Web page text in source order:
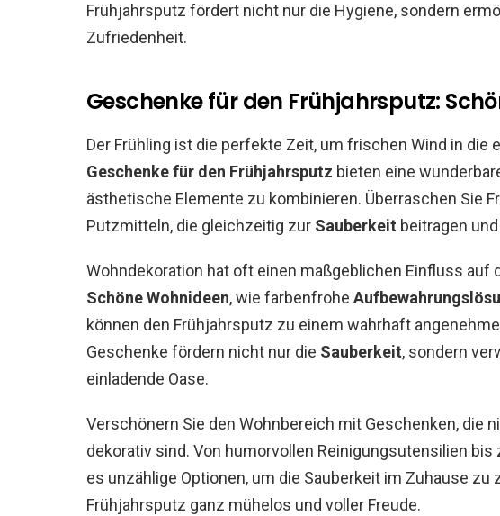
Frühjahrsputz fördert nicht nur die Hygiene, sondern
Zufriedenheit.
Geschenke für den Frühjahrsputz:
Der Frühling ist die perfekte Zeit, um frischen Wind in die
Geschenke für den Frühjahrsputz bieten eine
ästhetische Elemente zu kombinieren. Überraschen Sie
Putzmitteln, die gleichzeitig zur Sauberkeit beitragen
Wohndekoration hat oft einen maßgeblichen Einfluss auf
Schöne Wohnideen, wie farbenfrohe
können den Frühjahrsputz zu einem wahrhaft
Geschenke fördern nicht nur die Sauberkeit, sondern
einladende Oase.
Verschönern Sie den Wohnbereich mit Geschenken, die
dekorativ sind. Von humorvollen Reinigungsutensilien
es unzählige Optionen, um die Sauberkeit im Zuhause zu
Frühjahrsputz ganz mühelos und voller Freude.